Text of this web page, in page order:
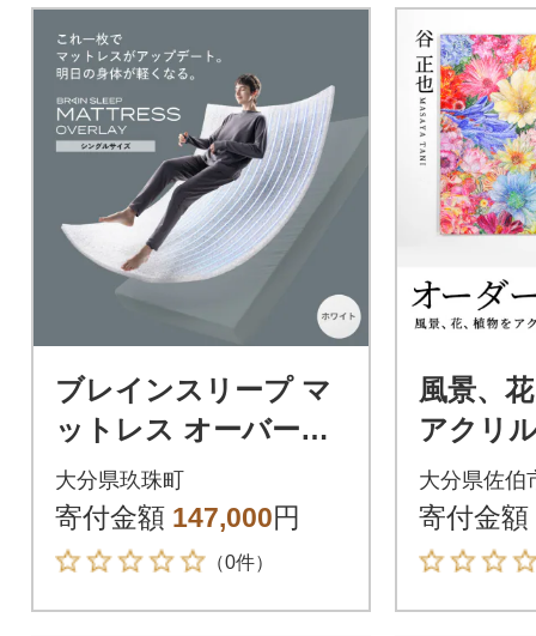
ブレインスリープ マ
ットレス オーバーレ
イ シングルサイズ ホ
ワイト
大分県玖珠町
寄付金額 147,000円
（0件）
風景、
アクリ
く絵画
大分県佐伯
寄付金額